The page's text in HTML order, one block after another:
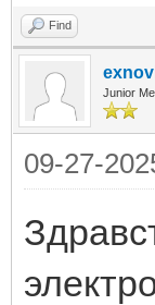
Find
Junior
09-27-